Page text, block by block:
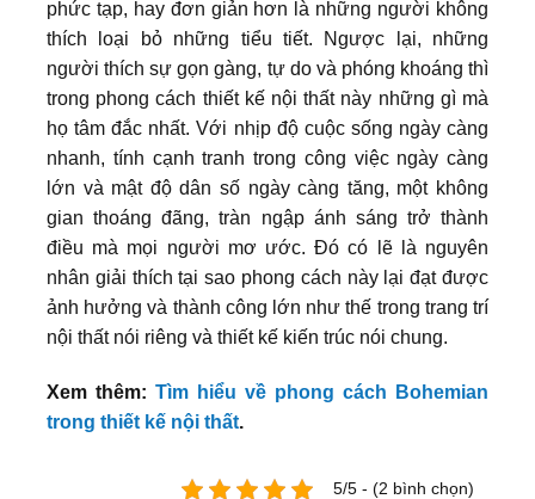
phức tạp, hay đơn giản hơn là những người không
thích loại bỏ những tiểu tiết. Ngược lại, những
người thích sự gọn gàng, tự do và phóng khoáng thì
trong phong cách thiết kế nội thất này những gì mà
họ tâm đắc nhất. Với nhịp độ cuộc sống ngày càng
nhanh, tính cạnh tranh trong công việc ngày càng
lớn và mật độ dân số ngày càng tăng, một không
gian thoáng đãng, tràn ngập ánh sáng trở thành
điều mà mọi người mơ ước. Đó có lẽ là nguyên
nhân giải thích tại sao phong cách này lại đạt được
ảnh hưởng và thành công lớn như thế trong trang trí
nội thất nói riêng và thiết kế kiến trúc nói chung.
Xem thêm: Tìm hiểu về phong cách Bohemian
trong thiết kế nội thất.
5/5 - (2 bình chọn)